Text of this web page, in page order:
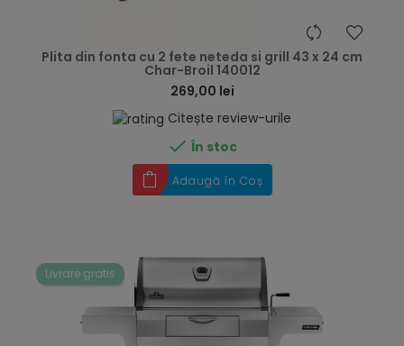
Plita din fonta cu 2 fete neteda si grill 43 x 24 cm
Char-Broil 140012
269,00 lei
Citește review-urile
 În stoc
Adaugă în Coș
Livrare gratis